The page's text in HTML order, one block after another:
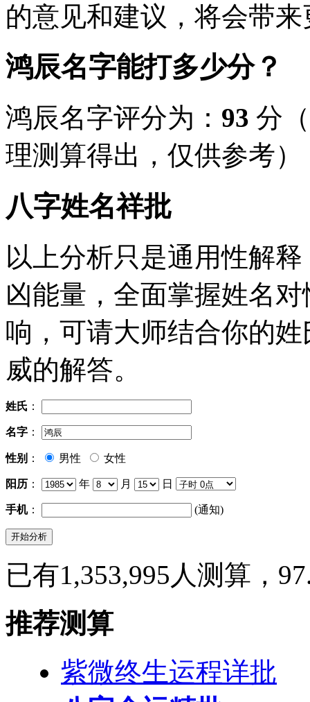
的意见和建议，将会带
鸿辰名字能打多少分？
鸿辰名字评分为： 93 分
理测算得出，仅供参考）
八字姓名祥批
以上分析只是通用性解
凶能量，全面掌握姓名
响，可请大师结合你的
威的解答。
姓氏 ：
名字 ：
性别 ： 男性 女性
阳历 ： 年 月 日
手机： (通知)
已有1,353,995人测算，
推荐测算
紫微终生运程详批